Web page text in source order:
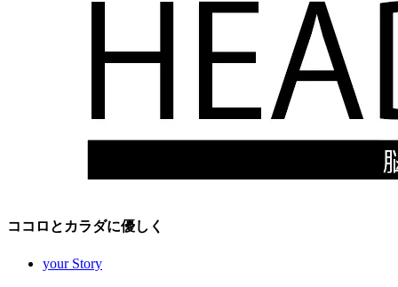
ココロとカラダに優しく
your Story